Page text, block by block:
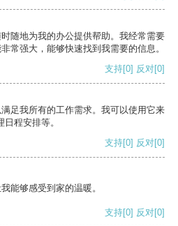
随地为我的办公提供帮助。我经常需要
常强大，能够快速找到我需要的信息。
支持[0] 反对[0]
足我所有的工作需求。我可以使用它来
程安排等。
支持[0] 反对[0]
能够感受到家的温暖。
支持[0] 反对[0]